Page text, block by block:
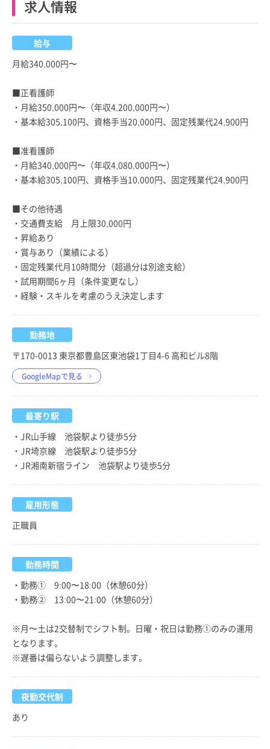
求人情報
給与
月給340,000円〜
■正看護師
・月給350,000円〜（年収4,200,000円〜）
・基本給305,100円、資格手当20,000円、固定残業代24,900円
■准看護師
・月給340,000円〜（年収4,080,000円〜）
・基本給305,100円、資格手当10,000円、固定残業代24,900円
■その他待遇
・交通費支給 月上限30,000円
・昇給あり
・賞与あり（業績による）
・固定残業代月10時間分（超過分は別途支給）
・試用期間6ヶ月（条件変更なし）
・経験・スキルを考慮のうえ決定します
勤務地
〒170-0013 東京都豊島区東池袋1丁目4-6 高和ビル8階
GoogleMapで見る
最寄り駅
・JR山手線 池袋駅より徒歩5分
・JR埼京線 池袋駅より徒歩5分
・JR湘南新宿ライン 池袋駅より徒歩5分
雇用形態
正職員
勤務時間
・勤務① 9:00〜18:00（休憩60分）
・勤務② 13:00〜21:00（休憩60分）
※月〜土は2交替制でシフト制。日曜・祝日は勤務①のみの運用
となります。
※遅番は偏らないよう調整します。
夜勤交代制
あり